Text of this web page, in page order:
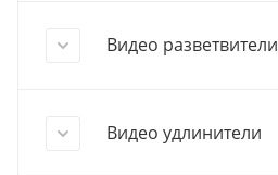
Видео разветвители
Видео удлинители